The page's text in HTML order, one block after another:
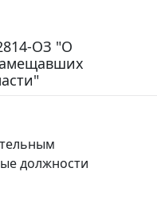
ОЗ "О
должности